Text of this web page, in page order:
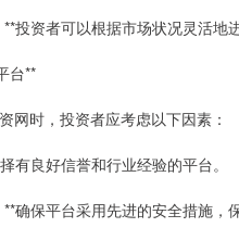
投资者可以根据市场状况灵活地
台**
网时，投资者应考虑以下因素：
有良好信誉和行业经验的平台。
确保平台采用先进的安全措施，